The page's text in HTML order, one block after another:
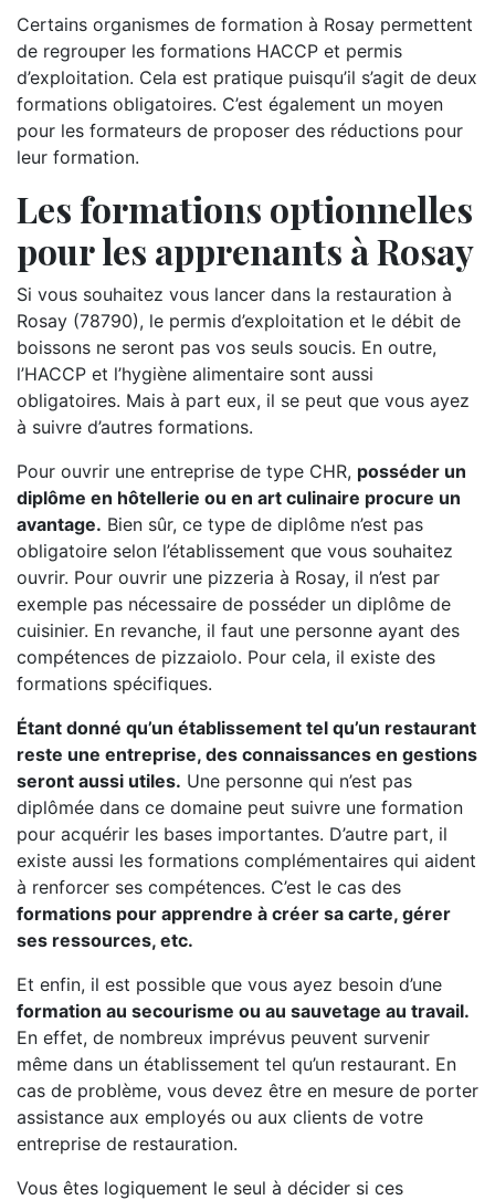
Certains organismes de formation à Rosay permettent
de regrouper les formations HACCP et permis
d’exploitation. Cela est pratique puisqu’il s’agit de deux
formations obligatoires. C’est également un moyen
pour les formateurs de proposer des réductions pour
leur formation.
Les formations optionnelles
pour les apprenants à Rosay
Si vous souhaitez vous lancer dans la restauration à
Rosay (78790), le permis d’exploitation et le débit de
boissons ne seront pas vos seuls soucis. En outre,
l’HACCP et l’hygiène alimentaire sont aussi
obligatoires. Mais à part eux, il se peut que vous ayez
à suivre d’autres formations.
Pour ouvrir une entreprise de type CHR, posséder un
diplôme en hôtellerie ou en art culinaire procure un
avantage. Bien sûr, ce type de diplôme n’est pas
obligatoire selon l’établissement que vous souhaitez
ouvrir. Pour ouvrir une pizzeria à Rosay, il n’est par
exemple pas nécessaire de posséder un diplôme de
cuisinier. En revanche, il faut une personne ayant des
compétences de pizzaiolo. Pour cela, il existe des
formations spécifiques.
Étant donné qu’un établissement tel qu’un restaurant
reste une entreprise, des connaissances en gestions
seront aussi utiles. Une personne qui n’est pas
diplômée dans ce domaine peut suivre une formation
pour acquérir les bases importantes. D’autre part, il
existe aussi les formations complémentaires qui aident
à renforcer ses compétences. C’est le cas des
formations pour apprendre à créer sa carte, gérer
ses ressources, etc.
Et enfin, il est possible que vous ayez besoin d’une
formation au secourisme ou au sauvetage au travail.
En effet, de nombreux imprévus peuvent survenir
même dans un établissement tel qu’un restaurant. En
cas de problème, vous devez être en mesure de porter
assistance aux employés ou aux clients de votre
entreprise de restauration.
Vous êtes logiquement le seul à décider si ces